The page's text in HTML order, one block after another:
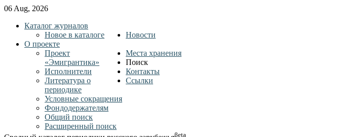
06 Aug, 2026
Каталог журналов
Новое в каталоге
Новости
О проекте
Проект
«Эмигрантика»
Исполнители
Литература о
периодике
Условные сокращения
Фондодержателям
Места хранения
Поиск
Общий поиск
Расширенный поиск
Контакты
Ссылки
βeta